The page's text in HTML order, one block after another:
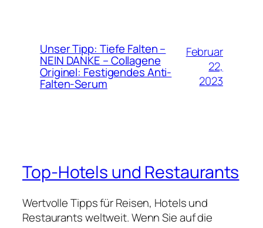
Unser Tipp: Tiefe Falten –
NEIN DANKE – Collagene
Originel: Festigendes Anti-
Falten-Serum
Februar
22,
2023
Top-Hotels und Restaurants
Wertvolle Tipps für Reisen, Hotels und
Restaurants weltweit. Wenn Sie auf die